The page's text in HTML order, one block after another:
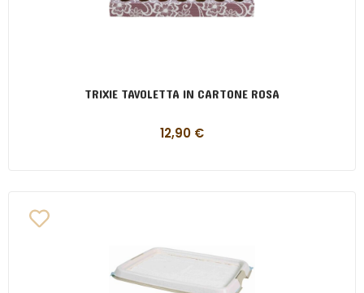
TRIXIE TAVOLETTA IN CARTONE ROSA
12,90 €